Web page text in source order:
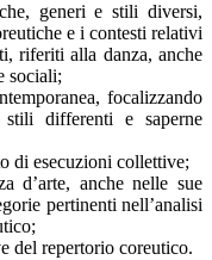
generi e stili diversi,
e i contesti relativi
riferiti alla danza, anche
sociali;
focalizzando
differenti e saperne
di esecuzioni collettive;
d’arte, anche nelle sue
pertinenti nell’analisi
del repertorio coreutico.